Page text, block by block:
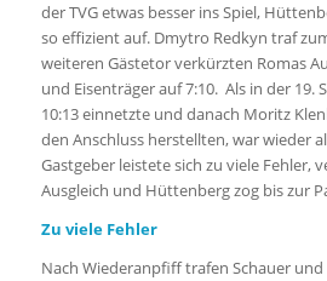
der TVG etwas besser ins Spiel,
so effizient auf. Dmytro Redkyn traf
weiteren Gästetor verkürzten Romas
und Eisenträger auf 7:10. Als in der 19.
10:13 einnetzte und danach Moritz
den Anschluss herstellten, war wieder
Gastgeber leistete sich zu viele Fehler,
Ausgleich und Hüttenberg zog bis zur
Zu viele Fehler
Nach Wiederanpfiff trafen Schauer